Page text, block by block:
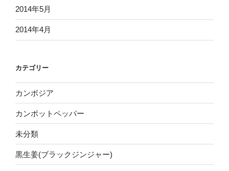
2014年5月
2014年4月
カテゴリー
カンボジア
カンポットペッパー
未分類
黒生姜(ブラックジンジャー)